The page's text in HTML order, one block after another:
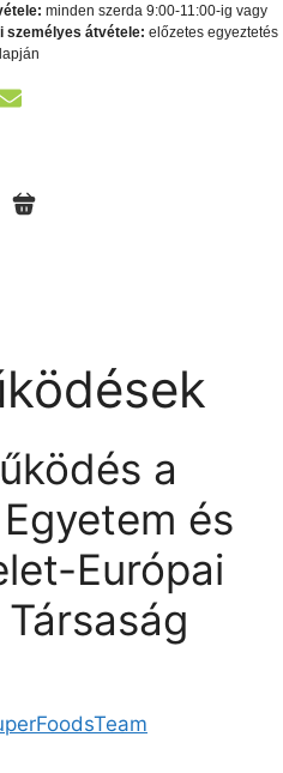
minden szerda 9:00-11:00-ig vagy
személyes átvétele: előzetes egyeztetés
a
és
Európai